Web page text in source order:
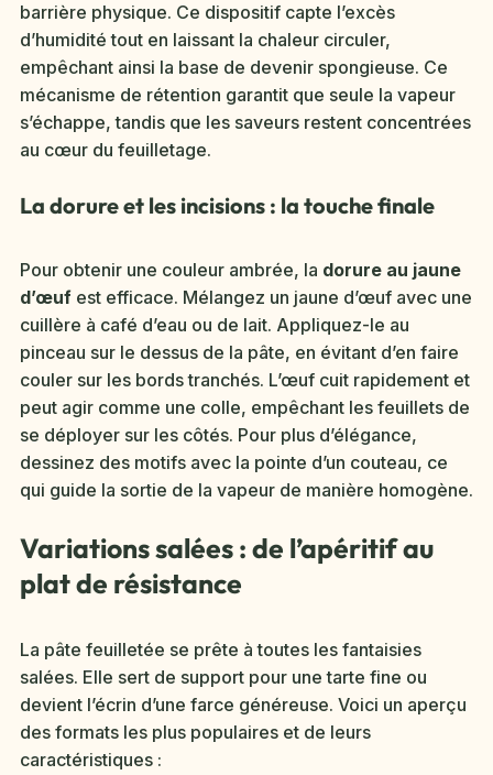
barrière physique. Ce dispositif capte l’excès
d’humidité tout en laissant la chaleur circuler,
empêchant ainsi la base de devenir spongieuse. Ce
mécanisme de rétention garantit que seule la vapeur
s’échappe, tandis que les saveurs restent concentrées
au cœur du feuilletage.
La dorure et les incisions : la touche finale
Pour obtenir une couleur ambrée, la dorure au jaune
d’œuf est efficace. Mélangez un jaune d’œuf avec une
cuillère à café d’eau ou de lait. Appliquez-le au
pinceau sur le dessus de la pâte, en évitant d’en faire
couler sur les bords tranchés. L’œuf cuit rapidement et
peut agir comme une colle, empêchant les feuillets de
se déployer sur les côtés. Pour plus d’élégance,
dessinez des motifs avec la pointe d’un couteau, ce
qui guide la sortie de la vapeur de manière homogène.
Variations salées : de l’apéritif au
plat de résistance
La pâte feuilletée se prête à toutes les fantaisies
salées. Elle sert de support pour une tarte fine ou
devient l’écrin d’une farce généreuse. Voici un aperçu
des formats les plus populaires et de leurs
caractéristiques :